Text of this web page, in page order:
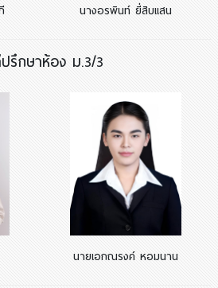
นางอรพินท์ ยี่สิบแสน
รึกษาห้อง ม.3/3
นายเอกณรงค์ หอมนาน